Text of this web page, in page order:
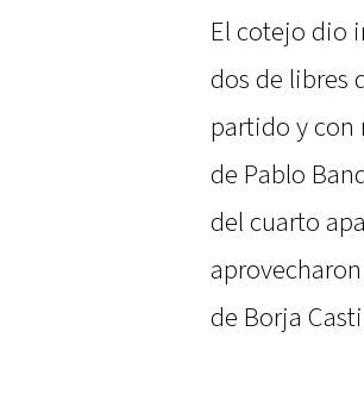
El cotejo dio
dos de libres
partido y con
de Pablo
del cuarto
de Borja